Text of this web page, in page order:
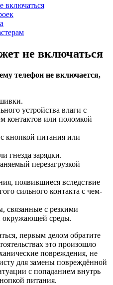
включаться
не включаться
телефон не включается,
устройства влаги с
контактов или поломкой
кнопкой питания или
гнезда зарядки.
перезагрузкой
появившиеся вследствие
сильного контакта с чем-
связанные с резкими
окружающей среды.
первым делом обратите
это произошло
повреждения, не
для замены повреждённой
с попаданием внутрь
питания.